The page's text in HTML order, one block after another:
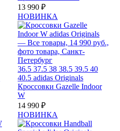
13 990 ₽
НОВИНКА
36.5 37.5 38 38.5 39.5 40
40.5 adidas Originals
Кроссовки Gazelle Indoor
W
14 990 ₽
НОВИНКА